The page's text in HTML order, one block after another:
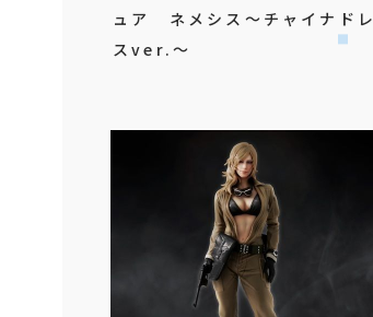
ュア ネメシス～チャイナドレ
スver.～